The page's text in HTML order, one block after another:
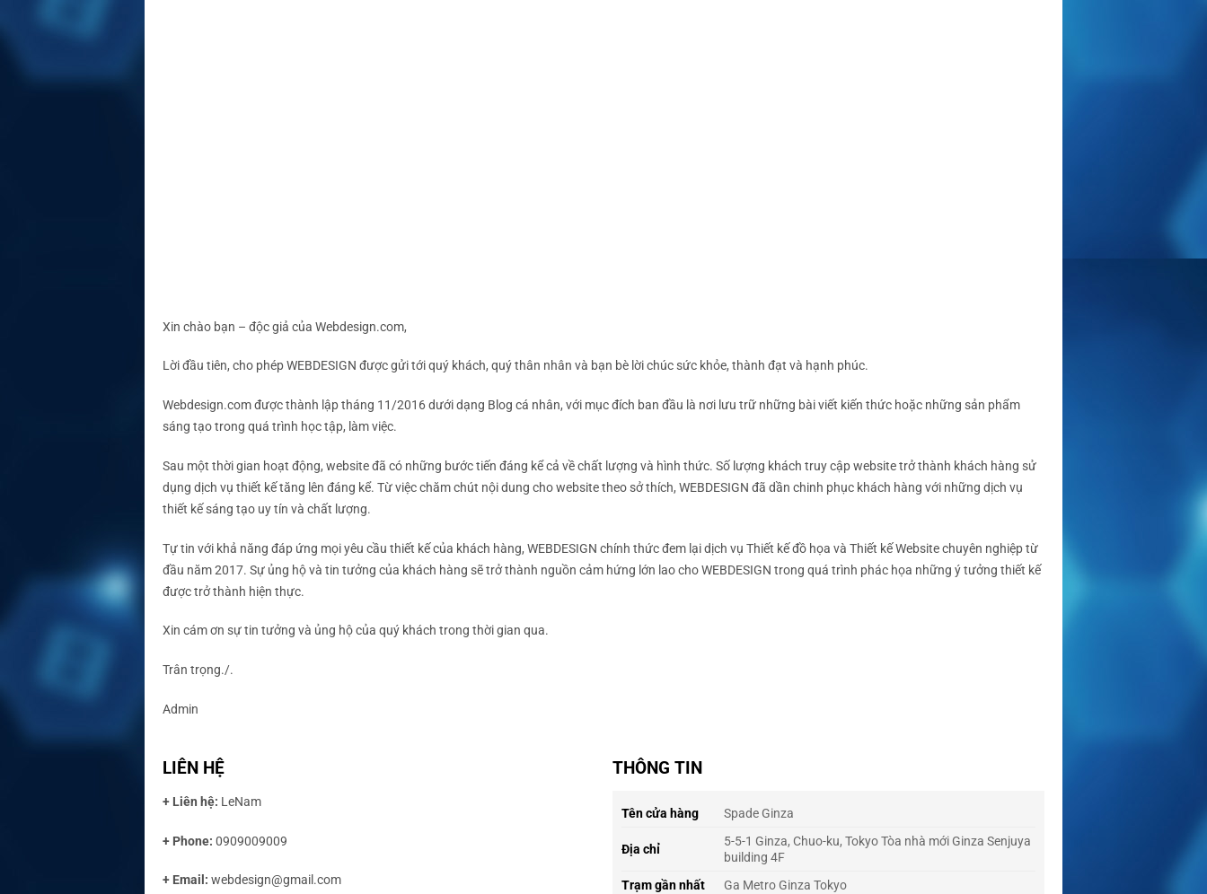
Xin chào bạn – độc giả của Webdesign.com,
Lời đầu tiên, cho phép WEBDESIGN được gửi tới quý khách, quý thân nhân và bạn bè lời chúc sức khỏe, thành đạt và hạnh phúc.
Webdesign.com được thành lập tháng 11/2016 dưới dạng Blog cá nhân, với mục đích ban đầu là nơi lưu trữ những bài viết kiến thức hoặc những sản phẩm
sáng tạo trong quá trình học tập, làm việc.
Sau một thời gian hoạt động, website đã có những bước tiến đáng kể cả về chất lượng và hình thức. Số lượng khách truy cập website trở thành khách hàng sử
dụng dịch vụ thiết kế tăng lên đáng kể. Từ việc chăm chút nội dung cho website theo sở thích, WEBDESIGN đã dần chinh phục khách hàng với những dịch vụ
thiết kế sáng tạo uy tín và chất lượng.
Tự tin với khả năng đáp ứng mọi yêu cầu thiết kế của khách hàng, WEBDESIGN chính thức đem lại dịch vụ Thiết kế đồ họa và Thiết kế Website chuyên nghiệp từ
đầu năm 2017. Sự ủng hộ và tin tưởng của khách hàng sẽ trở thành nguồn cảm hứng lớn lao cho WEBDESIGN trong quá trình phác họa những ý tưởng thiết kế
được trở thành hiện thực.
Xin cám ơn sự tin tưởng và ủng hộ của quý khách trong thời gian qua.
Trân trọng./.
Admin
LIÊN HỆ
+ Liên hệ: LeNam
+ Phone: 0909009009
+ Email: webdesign@gmail.com
THÔNG TIN
Tên cửa hàng Spade Ginza
Địa chỉ
5-5-1 Ginza, Chuo-ku, Tokyo Tòa nhà mới Ginza Senjuya
building 4F
Trạm gần nhất
Ga Metro Ginza Tokyo